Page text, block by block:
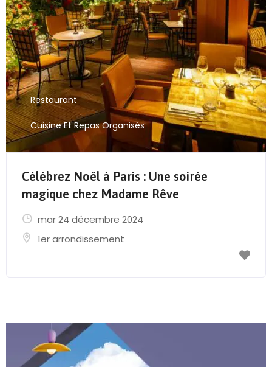
Restaurant
Cuisine Et Repas Organisés
Célébrez Noël à Paris : Une soirée
magique chez Madame Rêve
mar 24 décembre 2024
1er arrondissement